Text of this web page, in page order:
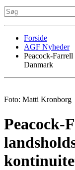
Forside
AGF Nyheder
Peacock-
Danmark
Foto: Matti Kronborg
Peacock-